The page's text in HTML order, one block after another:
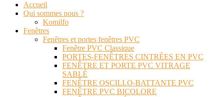
Accueil
Qui sommes nous ?
Komilfo
Fenêtres
Fenêtres et portes fenêtres PVC
Fenêtre PVC Classique
PORTES-FENÊTRES CINTRÉES EN PVC
FENÊTRE ET PORTE PVC VITRAGE
SABLÉ
FENÊTRE OSCILLO-BATTANTE PVC
FENÊTRE PVC BICOLORE